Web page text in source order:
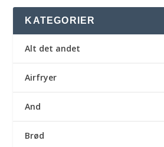
KATEGORIER
Alt det andet
Airfryer
And
Brød